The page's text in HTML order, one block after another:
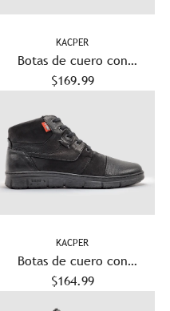
KACPER
Botas de cuero con
cremallera y forro de lana
Altas - Negras
$169.99
KACPER
Botas de cuero con
cremallera y forro de lana
$164.99